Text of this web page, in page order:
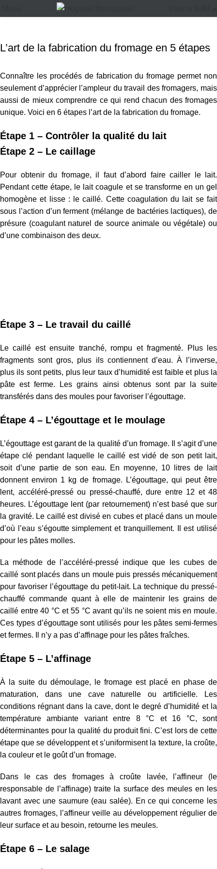
culture frommage
L’art de la fabrication du fromage en 5 étapes
Connaître les procédés de fabrication du fromage permet non
seulement d’apprécier l’ampleur du travail des fromagers, mais
aussi de mieux comprendre ce qui rend chacun des fromages
unique. Voici en 6 étapes l’art de la fabrication du fromage.
Étape 1 – Contrôler la qualité du lait
Étape 2 – Le caillage
Pour obtenir du fromage, il faut d’abord faire cailler le lait.
Pendant cette étape, le lait coagule et se transforme en un gel
homogène et lisse : le caillé. Cette coagulation du lait se fait
sous l’action d’un ferment (mélange de bactéries lactiques), de
présure (coagulant naturel de source animale ou végétale) ou
d’une combinaison des deux.
Étape 3 – Le travail du caillé
Le caillé est ensuite tranché, rompu et fragmenté. Plus les
fragments sont gros, plus ils contiennent d’eau. À l’inverse,
plus ils sont petits, plus leur taux d’humidité est faible et plus la
pâte est ferme. Les grains ainsi obtenus sont par la suite
transférés dans des moules pour favoriser l’égouttage.
Étape 4 – L’égouttage et le moulage
L’égouttage est garant de la qualité d’un fromage. Il s’agit d’une
étape clé pendant laquelle le caillé est vidé de son petit lait,
soit d’une partie de son eau. En moyenne, 10 litres de lait
donnent environ 1 kg de fromage. L’égouttage, qui peut être
lent, accéléré-pressé ou pressé-chauffé, dure entre 12 et 48
heures. L’égouttage lent (par retournement) n’est basé que sur
la gravité. Le caillé est divisé en cubes et placé dans un moule
d’où l’eau s’égoutte simplement et tranquillement. Il est utilisé
pour les pâtes molles.
La méthode de l’accéléré-pressé indique que les cubes de
caillé sont placés dans un moule puis pressés mécaniquement
pour favoriser l’égouttage du petit-lait. La technique du pressé-
chauffé commande quant à elle de maintenir les grains de
caillé entre 40 °C et 55 °C avant qu’ils ne soient mis en moule.
Ces types d’égouttage sont utilisés pour les pâtes semi-fermes
et fermes. Il n’y a pas d’affinage pour les pâtes fraîches.
Étape 5 – L’affinage
À la suite du démoulage, le fromage est placé en phase de
maturation, dans une cave naturelle ou artificielle. Les
conditions régnant dans la cave, dont le degré d’humidité et la
température ambiante variant entre 8 °C et 16 °C, sont
déterminantes pour la qualité du produit fini. C’est lors de cette
étape que se développent et s’uniformisent la texture, la croûte,
la couleur et le goût d’un fromage.
Dans le cas des fromages à croûte lavée, l’affineur (le
responsable de l’affinage) traite la surface des meules en les
lavant avec une saumure (eau salée). En ce qui concerne les
autres fromages, l’affineur veille au développement régulier de
leur surface et au besoin, retourne les meules.
Étape 6 – Le salage